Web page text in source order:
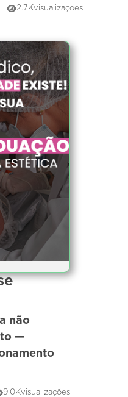
2.7Kvisualizações
não
—
9.0Kvisualizações